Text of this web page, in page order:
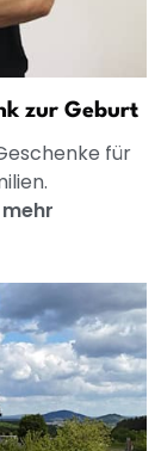
zur Geburt
für
mehr